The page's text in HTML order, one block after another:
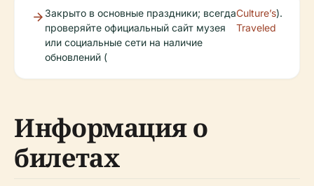
Закрыто в основные праздники; всегда
проверяйте официальный сайт музея
или социальные сети на наличие
обновлений (
Culture’s
Traveled
).
Информация о
билетах